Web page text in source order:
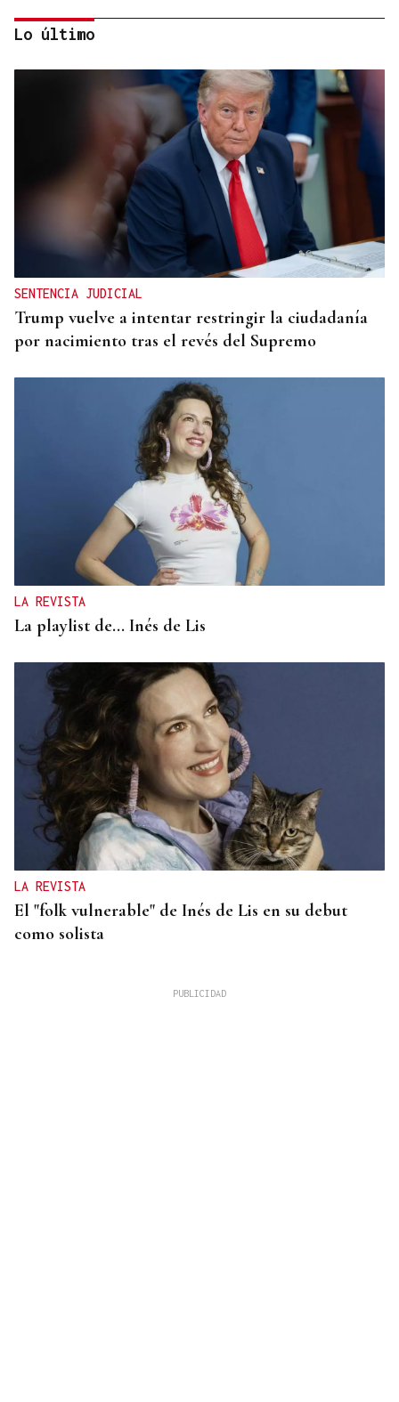
HIDROCARBUROS
La OPEP+ sigue ampliando la oferta de petróleo
para estabilizar el mercado
Lo último
SENTENCIA JUDICIAL
Trump vuelve a intentar restringir la ciudadanía
por nacimiento tras el revés del Supremo
LA REVISTA
La playlist de... Inés de Lis
LA REVISTA
El "folk vulnerable" de Inés de Lis en su debut
como solista